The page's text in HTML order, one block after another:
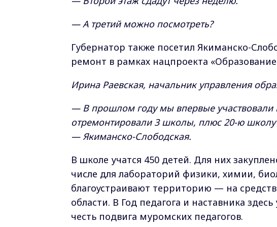
— А третий можно посмотреть?
Губернатор также посетил Якиманско-
ремонт в рамках нацпроекта
Ирина Раевская, начальник управления
— В прошлом году мы впервые участвовали
отремонтировали 3 школы, плюс 20-ю школу
— Якиманско-Слободская.
В школе учатся 450 детей. Для них
числе для лабораторий физики, химии,
благоустраивают территорию — на
области. В Год педагога и наставника
честь подвига муромских педагогов.